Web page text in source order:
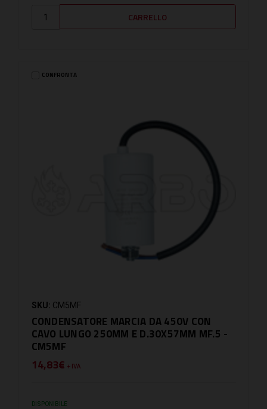
CONFRONTA
SKU: CM5MF
CONDENSATORE MARCIA DA 450V CON
CAVO LUNGO 250MM E D.30X57MM MF.5 -
CM5MF
14,83€ + IVA
DISPONIBILE